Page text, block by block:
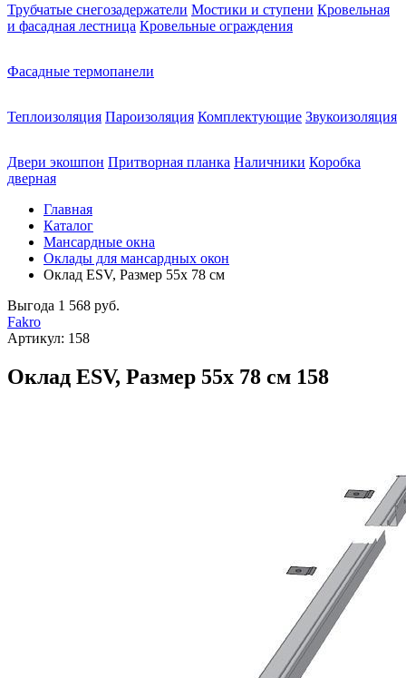
Трубчатые снегозадержатели Мостики и ступени Кровельная
и фасадная лестница Кровельные ограждения
Фасадные термопанели
Теплоизоляция Пароизоляция Комплектующие Звукоизоляция
Двери экошпон Притворная планка Наличники Коробка
дверная
Главная
Каталог
Мансардные окна
Оклады для мансардных окон
Оклад ESV, Размер 55х 78 см
Выгода 1 568 руб.
Fakro
Артикул: 158
Оклад ESV, Размер 55х 78 см 158